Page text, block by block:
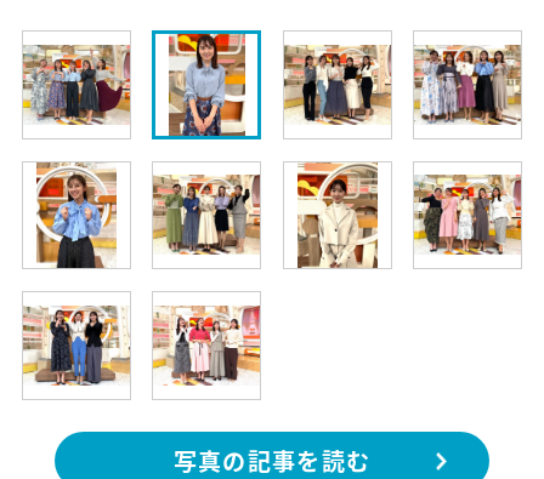
写真の記事を読む